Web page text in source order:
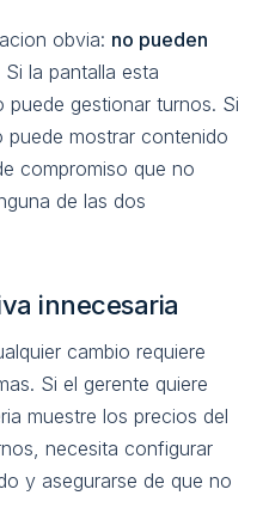
obvia: no pueden
Si la pantalla esta
gestionar turnos. Si
mostrar contenido
compromiso que no
de las dos
innecesaria
cambio requiere
Si el gerente quiere
muestre los precios del
necesita configurar
y asegurarse de que no